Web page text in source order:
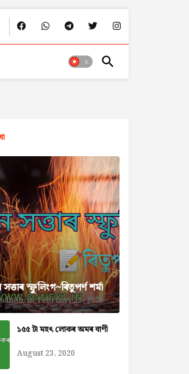
স্ফুলিংগ~ৰিতুপৰ্ণ শৰ্মা
February 25, 2026
১৫৫ টা মহৎ লোকৰ অমৰ বাণী
August 23, 2020